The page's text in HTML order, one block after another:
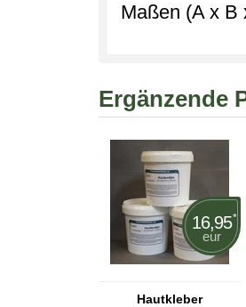
Maßen (A x B
Ergänzende
16,95*
eur
Hautkleber